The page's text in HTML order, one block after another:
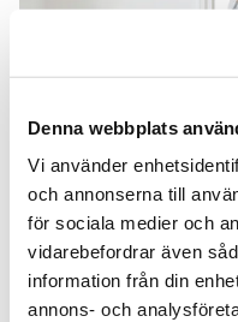
Denna webbplats
Vi använder
och annonserna till
för sociala medier och
vidarebefordrar även
information från din
annons- och